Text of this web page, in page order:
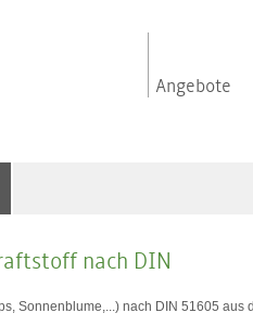
Angebote
nach DIN
Sonnenblume,...) nach DIN 51605